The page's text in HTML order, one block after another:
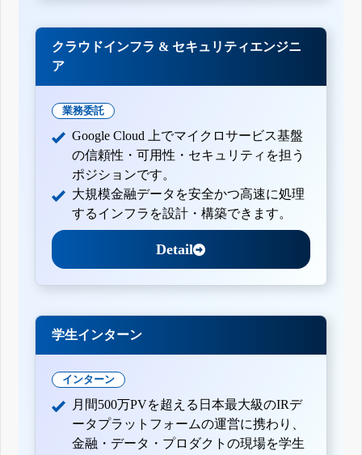
クラウドインフラ & セキュリティエンジニ
ア
業務委託
Google Cloud 上でマイクロサービス基盤
の信頼性・可用性・セキュリティを担う
ポジションです。
大規模金融データを安全かつ高速に処理
するインフラを設計・構築できます。
Detail
学生インターン
インターン
月間500万PVを超える日本最大級のIRデ
ータプラットフォームの運営に携わり、
金融・データ・プロダクトの現場を学生